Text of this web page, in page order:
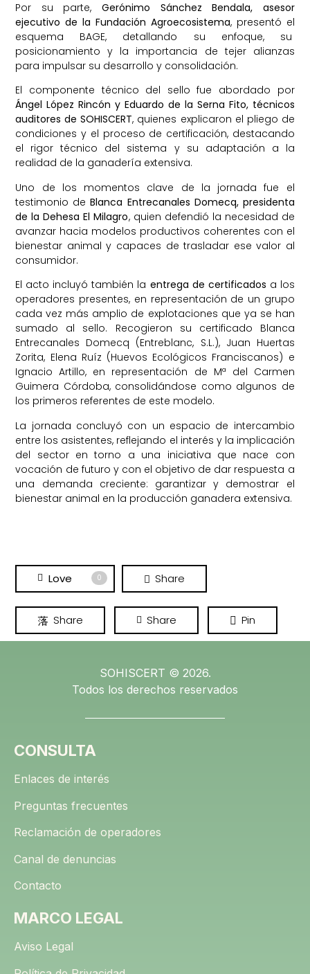
Por su parte, Gerónimo Sánchez Bendala, asesor
ejecutivo de la Fundación Agroecosistema, presentó el
esquema BAGE, detallando su enfoque, su
posicionamiento y la importancia de tejer alianzas
para impulsar su desarrollo y consolidación.
El componente técnico del sello fue abordado por
Ángel López Rincón y Eduardo de la Serna Fito, técnicos
auditores de SOHISCERT, quienes explicaron el pliego de
condiciones y el proceso de certificación, destacando
el rigor técnico del sistema y su adaptación a la
realidad de la ganadería extensiva.
Uno de los momentos clave de la jornada fue el
testimonio deBlanca Entrecanales Domecq, presidenta
de la Dehesa El Milagro, quien defendió la necesidad de
avanzar hacia modelos productivos coherentes con el
bienestar animal y capaces de trasladar ese valor al
consumidor.
El acto incluyó también la entrega de certificados a los
operadores presentes, en representación de un grupo
cada vez más amplio de explotaciones que ya se han
sumado al sello. Recogieron su certificado Blanca
Entrecanales Domecq (Entreblanc, S.L.), Juan Huertas
Zorita, Elena Ruíz (Huevos Ecológicos Franciscanos) e
Ignacio Artillo, en representación de Mª del Carmen
Guimera Córdoba, consolidándose como algunos de
los primeros referentes de este modelo.
La jornada concluyó con un espacio de intercambio
entre los asistentes, reflejando el interés y la implicación
del sector en torno a una iniciativa que nace con
vocación de futuro y con el objetivo de dar respuesta a
una demanda creciente: garantizar y demostrar el
bienestar animal en la producción ganadera extensiva.
Love 0 Share
Share Share Pin
SOHISCERT © 2026.
Todos los derechos reservados
CONSULTA
Enlaces de interés
Preguntas frecuentes
Reclamación de operadores
Canal de denuncias
Contacto
MARCO LEGAL
Aviso Legal